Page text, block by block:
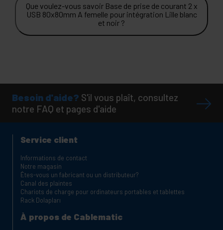
Que voulez-vous savoir Base de prise de courant 2 x
USB 80x80mm A femelle pour intégration Lille blanc
et noir ?
Besoin d'aide? S'il vous plaît, consultez
notre FAQ et pages d'aide
Service client
Informations de contact
Notre magasin
Êtes-vous un fabricant ou un distributeur?
Canal des plaintes
Chariots de charge pour ordinateurs portables et tablettes
Rack Dolapları
À propos de Cablematic